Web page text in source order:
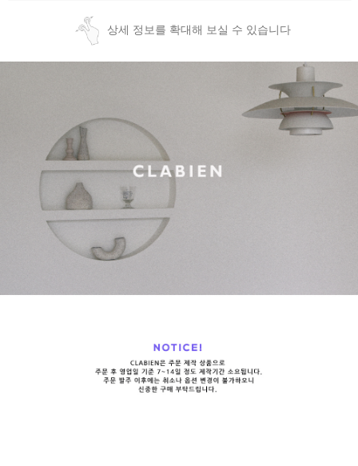
상세 정보를 확대해 보실 수 있습니다